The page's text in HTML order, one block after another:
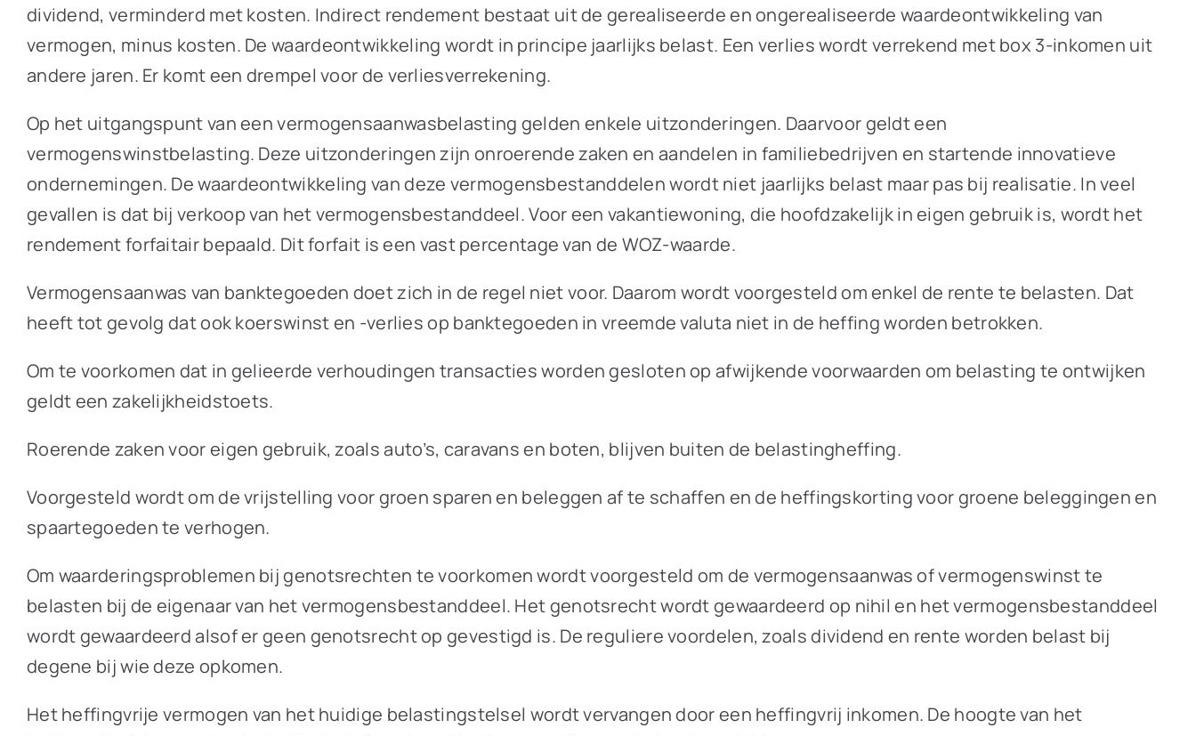
dividend, verminderd met kosten. Indirect rendement bestaat uit de gerealiseerde en ongerealiseerde waardeontwikkeling van
vermogen, minus kosten. De waardeontwikkeling wordt in principe jaarlijks belast. Een verlies wordt verrekend met box 3-inkomen uit
andere jaren. Er komt een drempel voor de verliesverrekening.
Op het uitgangspunt van een vermogensaanwasbelasting gelden enkele uitzonderingen. Daarvoor geldt een
vermogenswinstbelasting. Deze uitzonderingen zijn onroerende zaken en aandelen in familiebedrijven en startende innovatieve
ondernemingen. De waardeontwikkeling van deze vermogensbestanddelen wordt niet jaarlijks belast maar pas bij realisatie. In veel
gevallen is dat bij verkoop van het vermogensbestanddeel. Voor een vakantiewoning, die hoofdzakelijk in eigen gebruik is, wordt het
rendement forfaitair bepaald. Dit forfait is een vast percentage van de WOZ-waarde.
Vermogensaanwas van banktegoeden doet zich in de regel niet voor. Daarom wordt voorgesteld om enkel de rente te belasten. Dat
heeft tot gevolg dat ook koerswinst en -verlies op banktegoeden in vreemde valuta niet in de heffing worden betrokken.
Om te voorkomen dat in gelieerde verhoudingen transacties worden gesloten op afwijkende voorwaarden om belasting te ontwijken
geldt een zakelijkheidstoets.
Roerende zaken voor eigen gebruik, zoals auto’s, caravans en boten, blijven buiten de belastingheffing.
Voorgesteld wordt om de vrijstelling voor groen sparen en beleggen af te schaffen en de heffingskorting voor groene beleggingen en
spaartegoeden te verhogen.
Om waarderingsproblemen bij genotsrechten te voorkomen wordt voorgesteld om de vermogensaanwas of vermogenswinst te
belasten bij de eigenaar van het vermogensbestanddeel. Het genotsrecht wordt gewaardeerd op nihil en het vermogensbestanddeel
wordt gewaardeerd alsof er geen genotsrecht op gevestigd is. De reguliere voordelen, zoals dividend en rente worden belast bij
degene bij wie deze opkomen.
Het heffingvrije vermogen van het huidige belastingstelsel wordt vervangen door een heffingvrij inkomen. De hoogte van het